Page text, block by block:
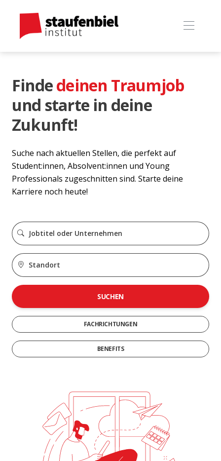
Findedeinen Traumjob
und starte in deine
Zukunft!
Suche nach aktuellen Stellen, die perfekt auf
Student:innen, Absolvent:innen und Young
Professionals zugeschnitten sind. Starte deine
Karriere noch heute!
SUCHEN
FACHRICHTUNGEN
BENEFITS